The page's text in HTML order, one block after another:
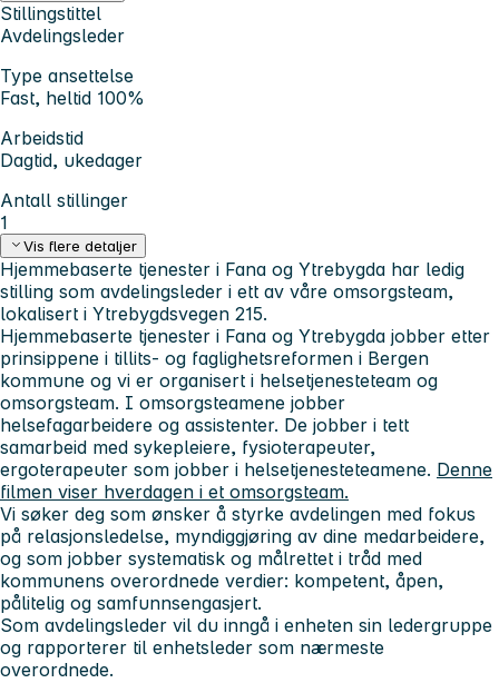
Stillingstittel
Avdelingsleder
Type ansettelse
Fast, heltid 100%
Arbeidstid
Dagtid, ukedager
Antall stillinger
1
Vis flere detaljer
Hjemmebaserte tjenester i Fana og Ytrebygda har ledig
stilling som avdelingsleder i ett av våre omsorgsteam,
lokalisert i Ytrebygdsvegen 215.
Hjemmebaserte tjenester i Fana og Ytrebygda jobber etter
prinsippene i tillits- og faglighetsreformen i Bergen
kommune og vi er organisert i helsetjenesteteam og
omsorgsteam. I omsorgsteamene jobber
helsefagarbeidere og assistenter. De jobber i tett
samarbeid med sykepleiere, fysioterapeuter,
ergoterapeuter som jobber i helsetjenesteteamene. Denne
filmen viser hverdagen i et omsorgsteam.
Vi søker deg som ønsker å styrke avdelingen med fokus
på relasjonsledelse, myndiggjøring av dine medarbeidere,
og som jobber systematisk og målrettet i tråd med
kommunens overordnede verdier: kompetent, åpen,
pålitelig og samfunnsengasjert.
Som avdelingsleder vil du inngå i enheten sin ledergruppe
og rapporterer til enhetsleder som nærmeste
overordnede.